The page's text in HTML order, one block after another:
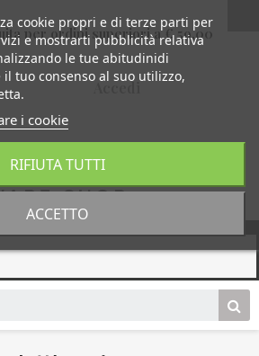
per ordini superiori a € 59,00
cookie propri e di terze parti per
e mostrarti pubblicità relativa
le tue abitudinidi
tuo consenso al suo utilizzo,
i cookie
RIFIUTA TUTTI
ACCETTO